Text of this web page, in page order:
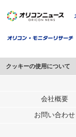
クッキーの使用について
このサイトでは Cookie
行っています。
メディアや広告配信、デ
ユーザーが各パートナー
会社概要
お問い合わせ